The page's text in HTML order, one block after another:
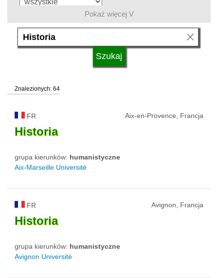
język
typ uczelni
status uczelni
Pokaż więcej V
Znalezionych: 64
FR Aix-en-Provence, Francja
Historia
grupa kierunków: humanistyczne
Aix-Marseille Université
FR Avignon, Francja
Historia
grupa kierunków: humanistyczne
Avignon Université